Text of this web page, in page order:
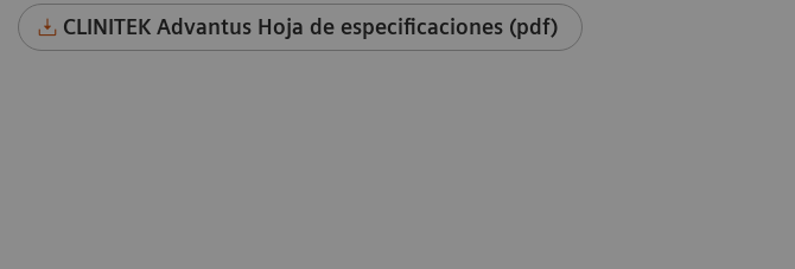
CLINITEK Advantus Hoja de especificaciones (pdf)